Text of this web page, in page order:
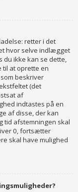
retter i det
hvor selve indlægget
ikke kan se dette,
til at oprette en
beskriver
(det
af
indtastes på en
af disse, der kan
tid afstemningen skal
0, fortsætter
skal have mulighed